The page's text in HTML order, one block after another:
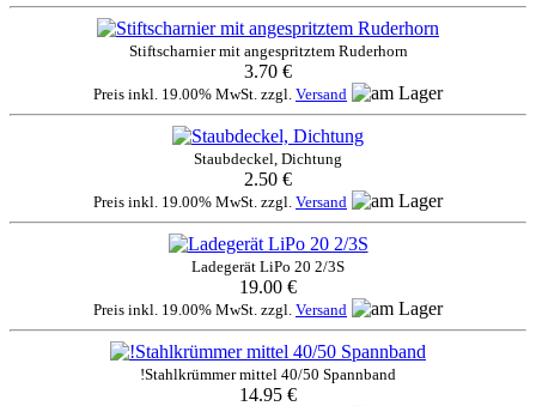
Stiftscharnier mit angespritztem Ruderhorn
3.70 €
Preis inkl. 19.00% MwSt. zzgl. Versand
Staubdeckel, Dichtung
2.50 €
Preis inkl. 19.00% MwSt. zzgl. Versand
Ladegerät LiPo 20 2/3S
19.00 €
Preis inkl. 19.00% MwSt. zzgl. Versand
!Stahlkrümmer mittel 40/50 Spannband
14.95 €